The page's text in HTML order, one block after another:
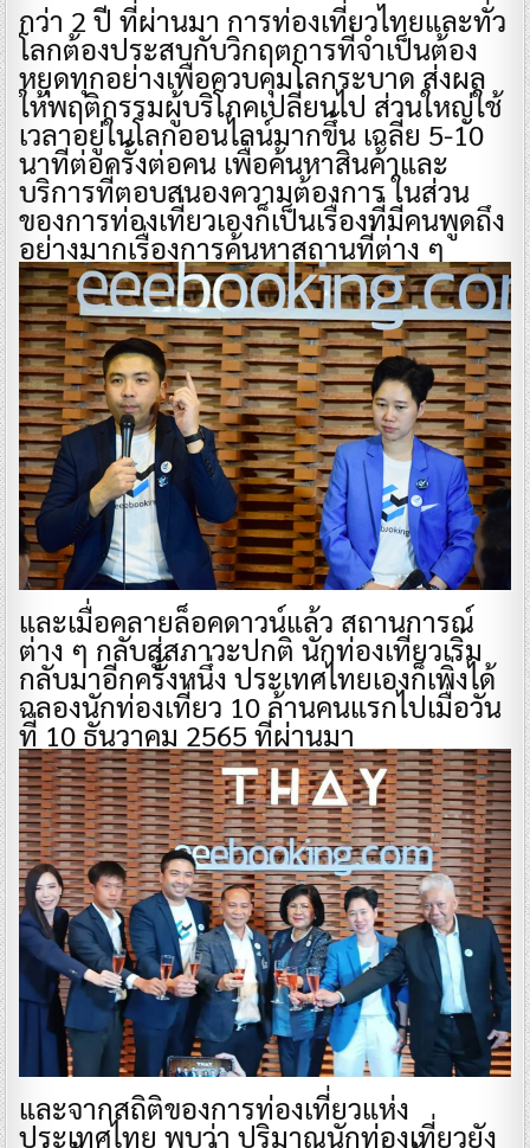
กว่า 2 ปี ที่ผ่านมา การท่องเที่ยวไทยและทั่ว
โลกต้องประสบกับวิกฤตการที่จำเป็นต้อง
หยุดทุกอย่างเพื่อควบคุมโลกระบาด ส่งผล
ให้พฤติกรรมผู้บริโภคเปลี่ยนไป ส่วนใหญ่ใช้
เวลาอยู่ในโลกออนไลน์มากขึ้น เฉลี่ย 5-10
นาทีต่อครั้งต่อคน เพื่อค้นหาสินค้าและ
บริการที่ตอบสนองความต้องการ ในส่วน
ของการท่องเที่ยวเองก็เป็นเรื่องที่มีคนพูดถึง
อย่างมากเรื่องการค้นหาสถานที่ต่าง ๆ
และเมื่อคลายล็อคดาวน์แล้ว สถานการณ์
ต่าง ๆ กลับสู่สภาวะปกติ นักท่องเที่ยวเริ่ม
กลับมาอีกครั้งหนึ่ง ประเทศไทยเองก็เพิ่งได้
ฉลองนักท่องเที่ยว 10 ล้านคนแรกไปเมื่อวัน
ที่ 10 ธันวาคม 2565 ที่ผ่านมา
และจากสถิติของการท่องเที่ยวแห่ง
ประเทศไทย พบว่า ปริมาณนักท่องเที่ยวยัง